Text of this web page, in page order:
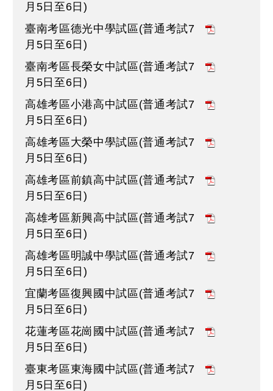
月5日至6日)
臺南考區德光中學試區(普通考試7
月5日至6日)
臺南考區長榮女中試區(普通考試7
月5日至6日)
高雄考區小港高中試區(普通考試7
月5日至6日)
高雄考區大榮中學試區(普通考試7
月5日至6日)
高雄考區前鎮高中試區(普通考試7
月5日至6日)
高雄考區新興高中試區(普通考試7
月5日至6日)
高雄考區明誠中學試區(普通考試7
月5日至6日)
宜蘭考區復興國中試區(普通考試7
月5日至6日)
花蓮考區花崗國中試區(普通考試7
月5日至6日)
臺東考區東海國中試區(普通考試7
月5日至6日)